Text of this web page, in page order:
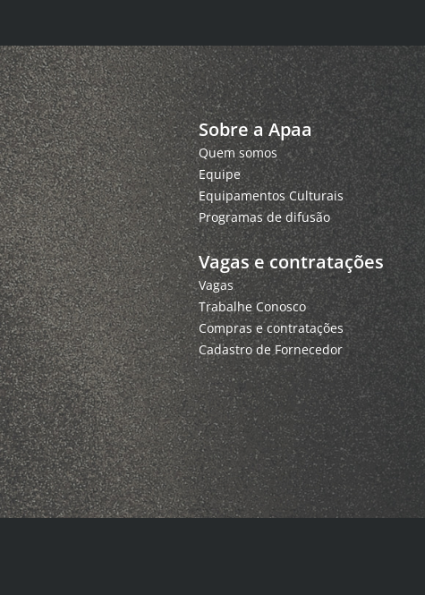
Sobre a Apaa
Quem somos
Equipe
Equipamentos Culturais
Programas de difusão
Vagas e contratações
Vagas
Trabalhe Conosco
Compras e contratações
Cadastro de Fornecedor